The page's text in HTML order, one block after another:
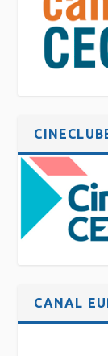
CANAL